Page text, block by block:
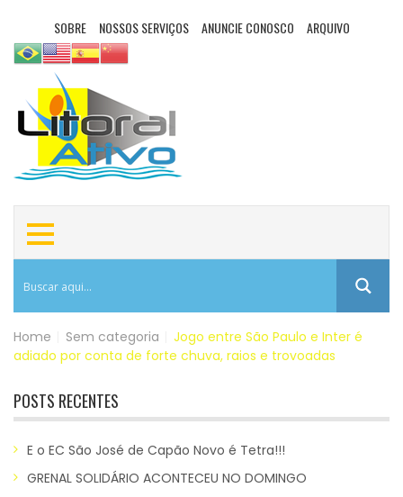
SOBRE NOSSOS SERVIÇOS ANUNCIE CONOSCO ARQUIVO
Home Sem categoria
Jogo entre São Paulo e Inter é
adiado por conta de forte chuva, raios e trovoadas
POSTS RECENTES
E o EC São José de Capão Novo é Tetra!!!
GRENAL SOLIDÁRIO ACONTECEU NO DOMINGO